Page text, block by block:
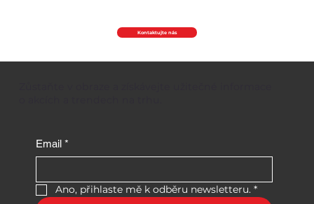
Kontaktujte nás
Email *
Ano, přihlaste mě k odběru newsletteru. *